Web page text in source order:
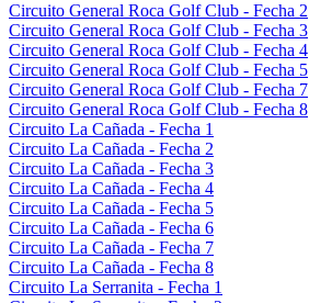
Circuito General Roca Golf Club - Fecha 2
Circuito General Roca Golf Club - Fecha 3
Circuito General Roca Golf Club - Fecha 4
Circuito General Roca Golf Club - Fecha 5
Circuito General Roca Golf Club - Fecha 7
Circuito General Roca Golf Club - Fecha 8
Circuito La Cañada - Fecha 1
Circuito La Cañada - Fecha 2
Circuito La Cañada - Fecha 3
Circuito La Cañada - Fecha 4
Circuito La Cañada - Fecha 5
Circuito La Cañada - Fecha 6
Circuito La Cañada - Fecha 7
Circuito La Cañada - Fecha 8
Circuito La Serranita - Fecha 1